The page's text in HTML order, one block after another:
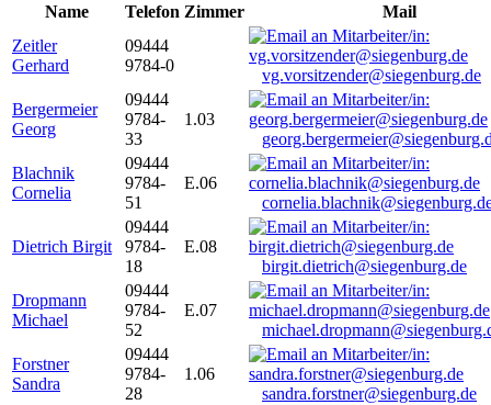
Name
Telefon Zimmer
Mail
Zeitler
Gerhard
09444
9784-0
vg.vorsitzender@siegenburg.de
Bergermeier
Georg
09444
9784-
33
1.03
Blachnik
Cornelia
09444
9784-
51
E.06
Dietrich Birgit
09444
9784-
18
E.08
birgit.dietrich@siegenburg.de
Dropmann
Michael
09444
9784-
52
E.07
Forstner
Sandra
09444
9784-
28
1.06
sandra.forstner@siegenburg.de